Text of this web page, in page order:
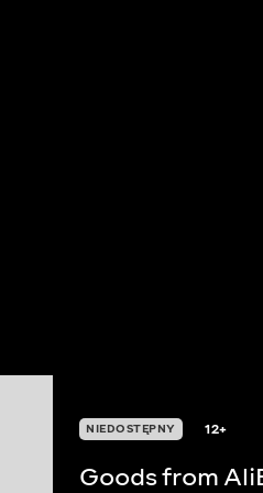
NIEDOSTĘPNY 12+
Goods from